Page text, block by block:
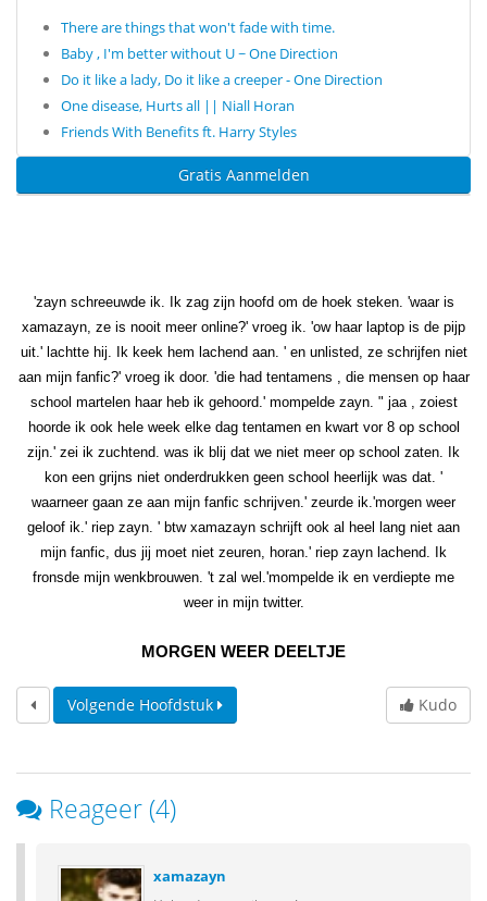
There are things that won't fade with time.
Baby , I'm better without U ~ One Direction
Do it like a lady, Do it like a creeper - One Direction
One disease, Hurts all || Niall Horan
Friends With Benefits ft. Harry Styles
Gratis Aanmelden
'zayn schreeuwde ik. Ik zag zijn hoofd om de hoek steken. 'waar is
xamazayn, ze is nooit meer online?' vroeg ik. 'ow haar laptop is de pijp
uit.' lachtte hij. Ik keek hem lachend aan. ' en unlisted, ze schrijfen niet
aan mijn fanfic?' vroeg ik door. 'die had tentamens , die mensen op haar
school martelen haar heb ik gehoord.' mompelde zayn. " jaa , zoiest
hoorde ik ook hele week elke dag tentamen en kwart vor 8 op school
zijn.' zei ik zuchtend. was ik blij dat we niet meer op school zaten. Ik
kon een grijns niet onderdrukken geen school heerlijk was dat. '
waarneer gaan ze aan mijn fanfic schrijven.' zeurde ik.'morgen weer
geloof ik.' riep zayn. ' btw xamazayn schrijft ook al heel lang niet aan
mijn fanfic, dus jij moet niet zeuren, horan.' riep zayn lachend. Ik
fronsde mijn wenkbrouwen. 't zal wel.'mompelde ik en verdiepte me
weer in mijn twitter.
MORGEN WEER DEELTJE
Kudo
Volgende Hoofdstuk
Reageer (4)
xamazayn